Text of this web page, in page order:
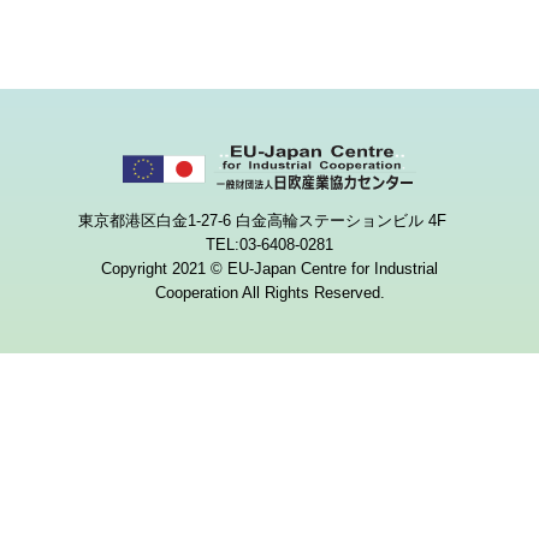
東京都港区白金1-27-6 白金高輪ステーションビル 4F
TEL:03-6408-0281
Copyright 2021 © EU-Japan Centre for Industrial
Cooperation All Rights Reserved.